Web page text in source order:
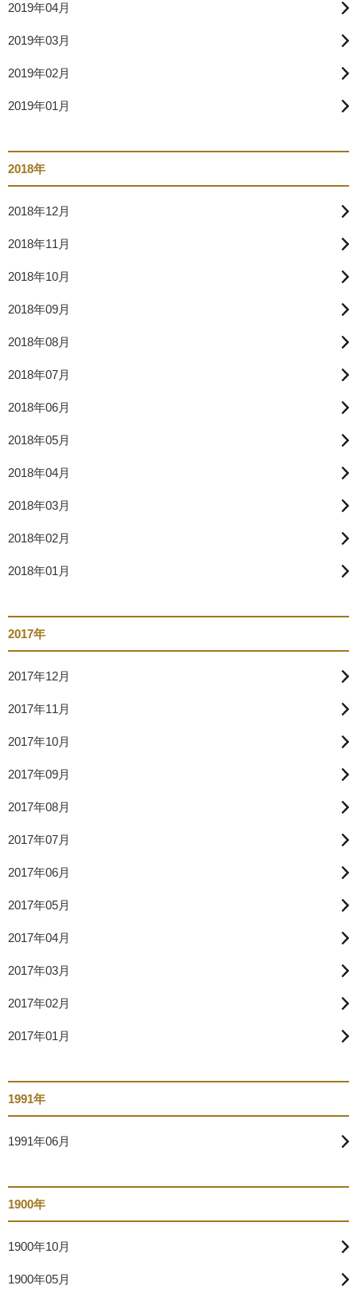
2019年04月
2019年03月
2019年02月
2019年01月
2018年
2018年12月
2018年11月
2018年10月
2018年09月
2018年08月
2018年07月
2018年06月
2018年05月
2018年04月
2018年03月
2018年02月
2018年01月
2017年
2017年12月
2017年11月
2017年10月
2017年09月
2017年08月
2017年07月
2017年06月
2017年05月
2017年04月
2017年03月
2017年02月
2017年01月
1991年
1991年06月
1900年
1900年10月
1900年05月